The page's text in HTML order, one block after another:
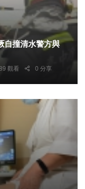
自撞清水警方與
觀看 0 分享